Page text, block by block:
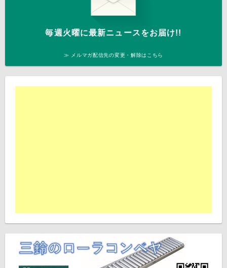
毎週火曜に最新ニュースをお届け!!
≫ メルマガ配信先の変更・解除はこちら